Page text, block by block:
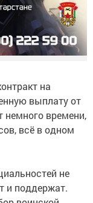
на
выплату от
немного времени,
всё в одном
не
и поддержат.